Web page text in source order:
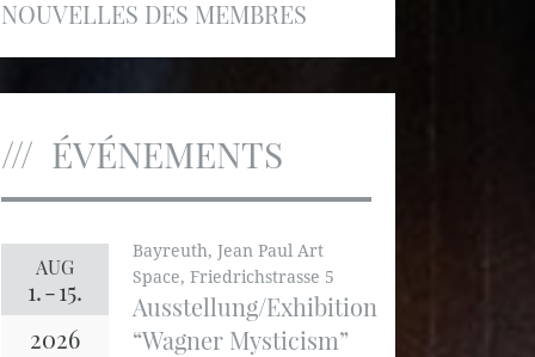
NOUVELLES DES MEMBRES
ÉVÉNEMENTS
AUG
1.-15.
2026
Bayreuth, Jean Paul Art
Space, Friedrichstrasse 5
Ausstellung/Exhibition
“Wagner Mysticism”